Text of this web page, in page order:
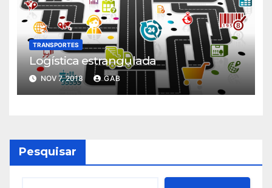
TRANSPORTES
Logística estrangulada
NOV 7, 2018 GAB
Pesquisar